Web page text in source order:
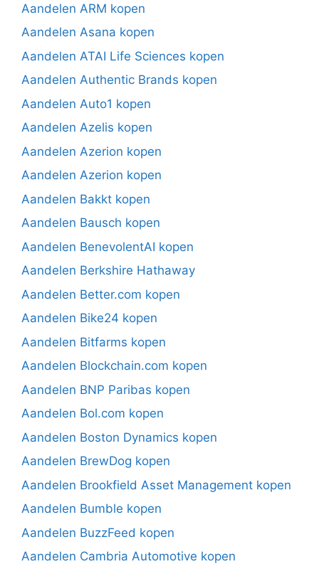
Aandelen ARM kopen
Aandelen Asana kopen
Aandelen ATAI Life Sciences kopen
Aandelen Authentic Brands kopen
Aandelen Auto1 kopen
Aandelen Azelis kopen
Aandelen Azerion kopen
Aandelen Azerion kopen
Aandelen Bakkt kopen
Aandelen Bausch kopen
Aandelen BenevolentAI kopen
Aandelen Berkshire Hathaway
Aandelen Better.com kopen
Aandelen Bike24 kopen
Aandelen Bitfarms kopen
Aandelen Blockchain.com kopen
Aandelen BNP Paribas kopen
Aandelen Bol.com kopen
Aandelen Boston Dynamics kopen
Aandelen BrewDog kopen
Aandelen Brookfield Asset Management kopen
Aandelen Bumble kopen
Aandelen BuzzFeed kopen
Aandelen Cambria Automotive kopen